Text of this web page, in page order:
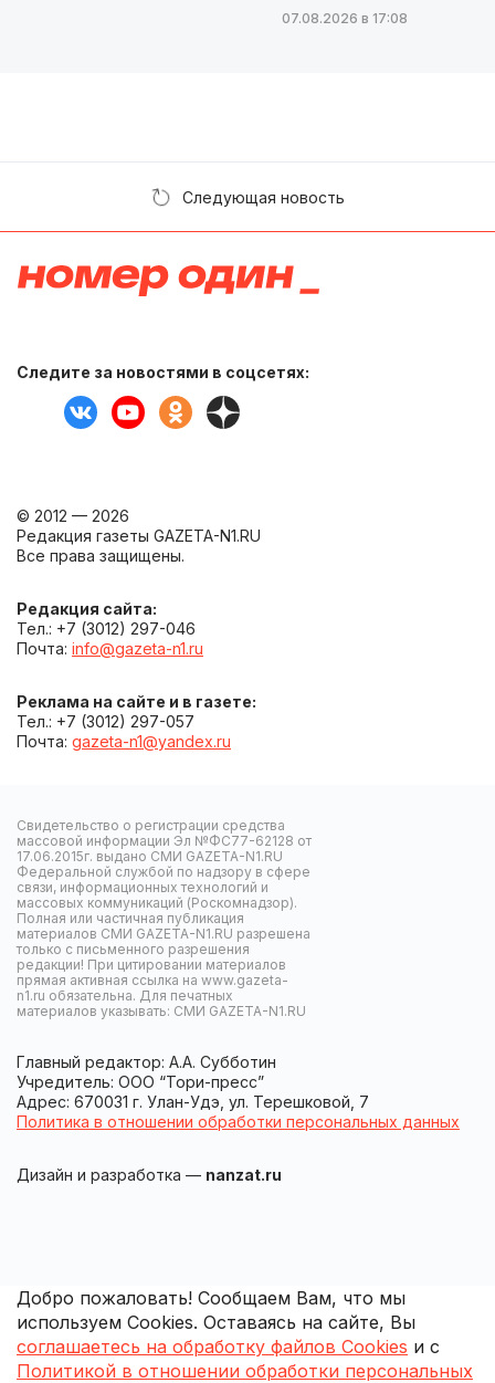
07.08.2026 в 17:08
Следующая новость
Следите за новостями в соцсетях:
© 2012 — 2026
Редакция газеты GAZETA-N1.RU
Все права защищены.
Редакция сайта:
Тел.: +7 (3012) 297-046
Почта: info@gazeta-n1.ru
Реклама на сайте и в газете:
Тел.: +7 (3012) 297-057
Почта: gazeta-n1@yandex.ru
Свидетельство о регистрации средства
массовой информации Эл №ФС77-62128 от
17.06.2015г. выдано СМИ GAZETA-N1.RU
Федеральной службой по надзору в сфере
связи, информационных технологий и
массовых коммуникаций (Роскомнадзор).
Полная или частичная публикация
материалов СМИ GAZETA-N1.RU разрешена
только с письменного разрешения
редакции! При цитировании материалов
прямая активная ссылка на www.gazeta-
n1.ru обязательна. Для печатных
материалов указывать: СМИ GAZETA-N1.RU
Главный редактор: А.А. Субботин
Учредитель: ООО “Тори-пресс”
Адрес: 670031 г. Улан-Удэ, ул. Терешковой, 7
Политика в отношении обработки персональных данных
Дизайн и разработка — nanzat.ru
Добро пожаловать! Сообщаем Вам, что мы
используем Cookies. Оставаясь на сайте, Вы
соглашаетесь на обработку файлов Cookies и с
Политикой в отношении обработки персональных